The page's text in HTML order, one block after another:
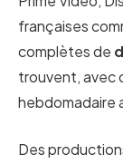
françaises
complètes de
trouvent, avec
hebdomadaire
Des